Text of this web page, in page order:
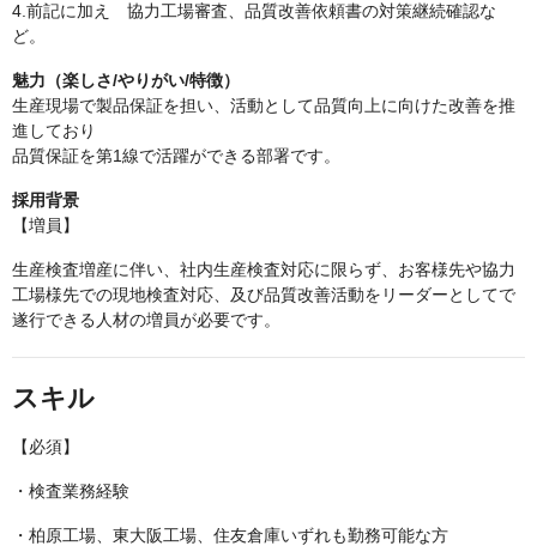
4.前記に加え 協力工場審査、品質改善依頼書の対策継続確認な
ど。
魅力（楽しさ/やりがい/特徴）
生産現場で製品保証を担い、活動として品質向上に向けた改善を推
進しており
品質保証を第1線で活躍ができる部署です。
採用背景
【増員】
生産検査増産に伴い、社内生産検査対応に限らず、お客様先や協力
工場様先での現地検査対応、及び品質改善活動をリーダーとしてで
遂行できる人材の増員が必要です。
スキル
【必須】
・検査業務経験
・柏原工場、東大阪工場、住友倉庫いずれも勤務可能な方